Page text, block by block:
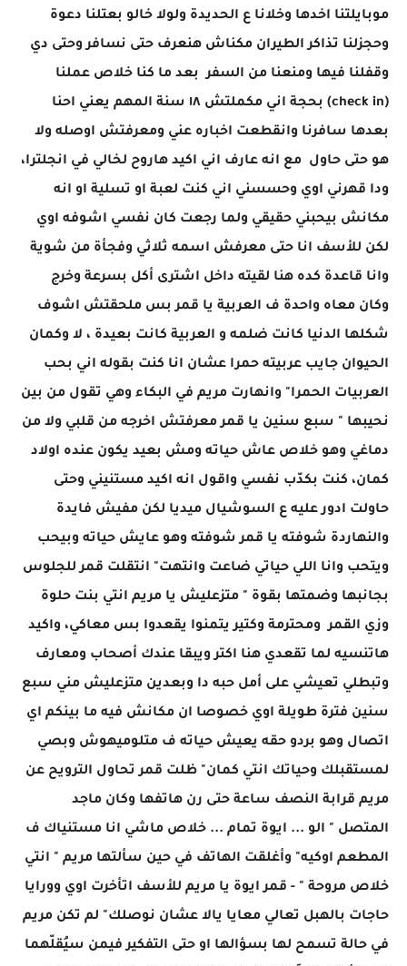
موبايلتنا اخدها وخلانا ع الحديدة ولولا خالو بعتلنا دعوة
وحجزلنا تذاكر الطيران مكناش هنعرف حتى نسافر وحتى دي
وقفلنا فيها ومنعنا من السفر بعد ما كنا خلاص عملنا
(check in) بحجة اني مكملتش ١٨ سنة المهم يعني احنا
بعدها سافرنا وانقطعت اخباره عني ومعرفتش اوصله ولا
هو حتى حاول مع انه عارف اني اكيد هاروح لخالي في انجلترا،
ودا قهرني اوي وحسسني اني كنت لعبة او تسلية او انه
مكانش بيحبني حقيقي ولما رجعت كان نفسي اشوفه اوي
لكن للأسف انا حتى معرفش اسمه ثلاثي وفجأة من شوية
وانا قاعدة كده هنا لقيته داخل اشترى أكل بسرعة وخرج
وكان معاه واحدة ف العربية يا قمر بس ملحقتش اشوف
شكلها الدنيا كانت ضلمه و العربية كانت بعيدة ، لا وكمان
الحيوان جايب عربيته حمرا عشان انا كنت بقوله اني بحب
العربيات الحمرا" وانهارت مريم في البكاء وهي تقول من بين
نحيبها " سبع سنين يا قمر معرفتش اخرجه من قلبي ولا من
دماغي وهو خلاص عاش حياته ومش بعيد يكون عنده اولاد
كمان، كنت بكدّب نفسي واقول انه اكيد مستنيني وحتى
حاولت ادور عليه ع السوشيال ميديا لكن مفيش فايدة
والنهاردة شوفته يا قمر شوفته وهو عايش حياته وبيحب
ويتحب وانا اللي حياتي ضاعت وانتهت" انتقلت قمر للجلوس
بجانبها وضمتها بقوة " متزعليش يا مريم انتي بنت حلوة
وزي القمر ومحترمة وكتير يتمنوا يقعدوا بس معاكي، واكيد
هاتنسيه لما تقعدي هنا اكتر ويبقا عندك أصحاب ومعارف
وتبطلي تعيشي على أمل حبه دا وبعدين متزعليش مني سبع
سنين فترة طويلة اوي خصوصا ان مكانش فيه ما بينكم اي
اتصال وهو بردو حقه يعيش حياته ف متلوميهوش وبصي
لمستقبلك وحياتك انتي كمان" ظلت قمر تحاول الترويح عن
مريم قرابة النصف ساعة حتى رن هاتفها وكان ماجد
المتصل " الو ... ايوة تمام ... خلاص ماشي انا مستنياك ف
المطعم اوكيه" وأغلقت الهاتف في حين سألتها مريم " انتي
خلاص مروحة " - قمر ايوة يا مريم للأسف اتأخرت اوي وورايا
حاجات بالهبل تعالي معايا يالا عشان نوصلك" لم تكن مريم
في حالة تسمح لها بسؤالها او حتى التفكير فيمن سيُقلّهما